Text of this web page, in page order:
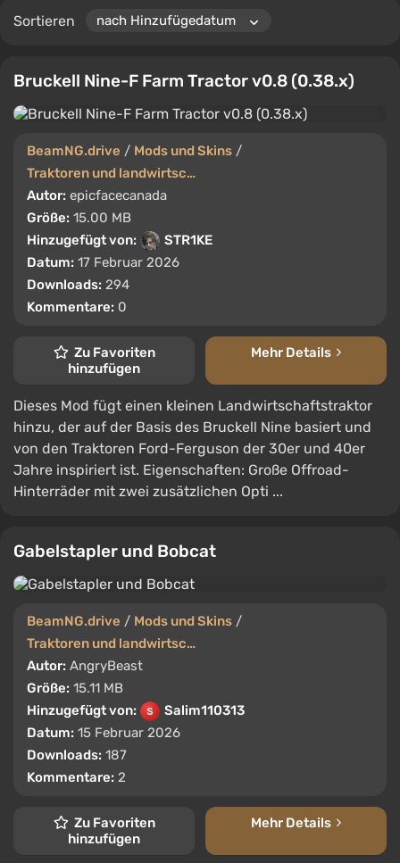
Sortieren
Bruckell Nine-F Farm Tractor v0.8 (0.38.x)
BeamNG.drive / Mods und Skins /
Traktoren und landwirtschaftliche Maschinen
Autor: epicfacecanada
Größe: 15.00 MB
Hinzugefügt von:
STR1KE
Datum: 17 Februar 2026
Downloads: 294
Kommentare: 0
Zu Favoriten
hinzufügen
Mehr Details
Dieses Mod fügt einen kleinen Landwirtschaftstraktor
hinzu, der auf der Basis des Bruckell Nine basiert und
von den Traktoren Ford-Ferguson der 30er und 40er
Jahre inspiriert ist. Eigenschaften: Große Offroad-
Hinterräder mit zwei zusätzlichen Opti ...
Gabelstapler und Bobcat
BeamNG.drive / Mods und Skins /
Traktoren und landwirtschaftliche Maschinen
Autor: AngryBeast
Größe: 15.11 MB
Hinzugefügt von:
Salim110313
Datum: 15 Februar 2026
Downloads: 187
Kommentare: 2
Zu Favoriten
hinzufügen
Mehr Details